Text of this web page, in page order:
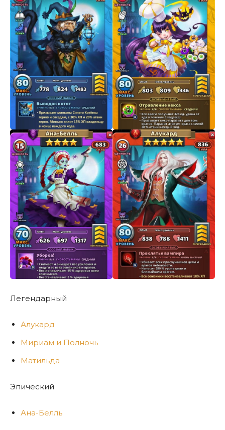
Легендарный
Алукард
Мириам и Полночь
Матильда
Эпический
Ана-Белль